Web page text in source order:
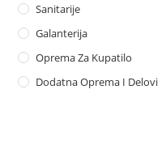
Sanitarije
Galanterija
Oprema Za Kupatilo
Dodatna Oprema I Delovi